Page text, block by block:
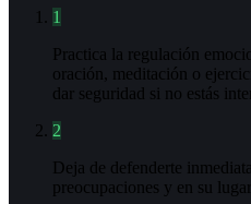
1
Practica la regulación
oración, meditación o
dar seguridad si no estás
2
Deja de defenderte
preocupaciones y en su